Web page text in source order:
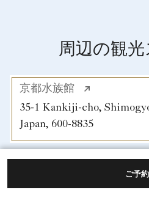
ご予約
周辺の観光
京都水族館
35-1 Kankiji-cho,
Japan, 600-8835
527 Chayacho,